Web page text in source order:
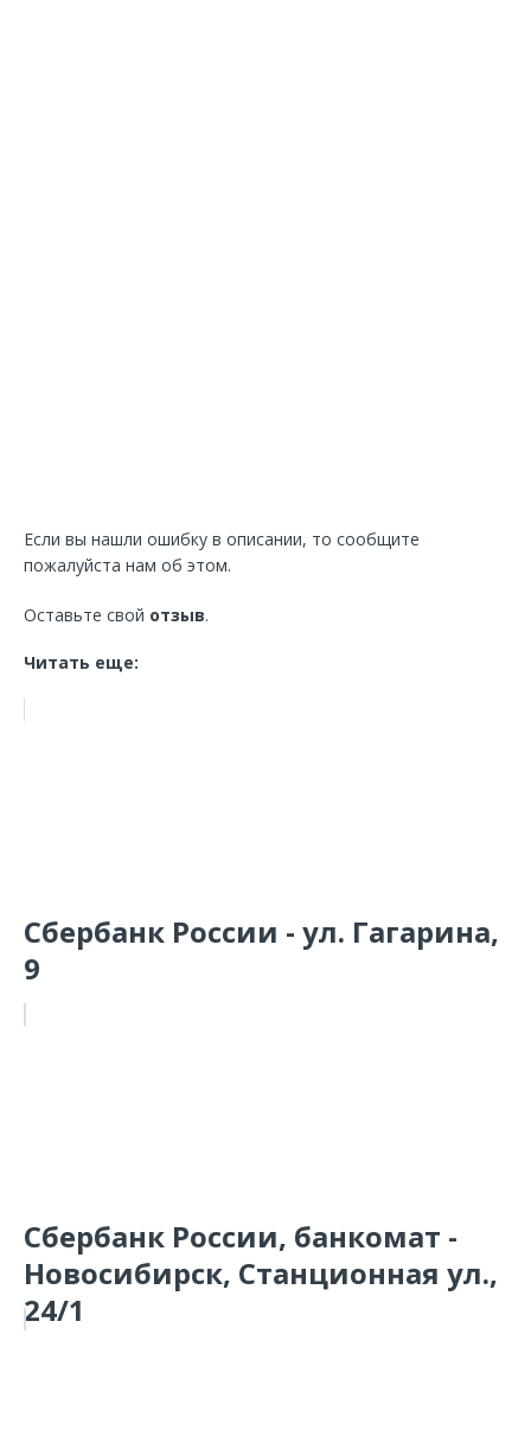
Если вы нашли ошибку в описании, то сообщите
пожалуйста нам об этом.
Оставьте свой отзыв.
Читать еще:
Сбербанк России - ул. Гагарина,
9
Сбербанк России, банкомат -
Новосибирск, Станционная ул.,
24/1